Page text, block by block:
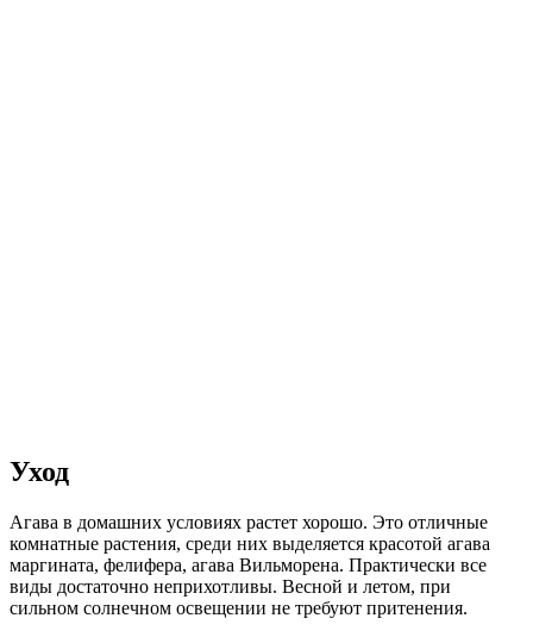
Уход
Агава в домашних условиях растет хорошо. Это отличные
комнатные растения, среди них выделяется красотой агава
маргината, фелифера, агава Вильморена. Практически все
виды достаточно неприхотливы. Весной и летом, при
сильном солнечном освещении не требуют притенения.